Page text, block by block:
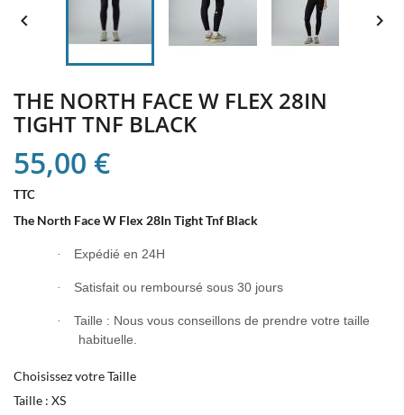
 
THE NORTH FACE W FLEX 28IN
TIGHT TNF BLACK
55,00 €
TTC
The North Face W Flex 28In Tight Tnf Black
· Expédié en 24H
· Satisfait ou remboursé sous 30 jours
·
Taille : Nous vous conseillons de prendre votre taille
habituelle.
Choisissez votre Taille
Taille : XS